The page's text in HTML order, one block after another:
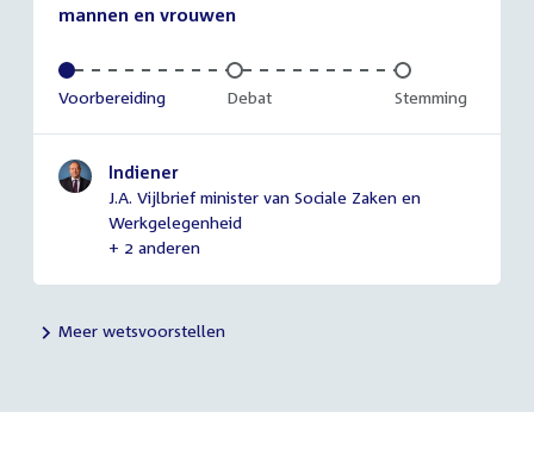
mannen en vrouwen
Voltooid:
Voorbereiding Onvoltooid:
Debat Onvoltooid:
Stemming
Indiener
J.A. Vijlbrief minister van Sociale Zaken en
Werkgelegenheid
+ 2 anderen
Meer wetsvoorstellen